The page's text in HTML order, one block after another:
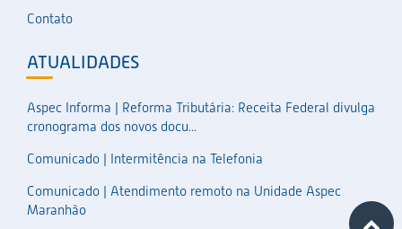
Contato
ATUALIDADES
Aspec Informa | Reforma Tributária: Receita Federal divulga
cronograma dos novos docu...
Comunicado | Intermitência na Telefonia
Comunicado | Atendimento remoto na Unidade Aspec
Maranhão